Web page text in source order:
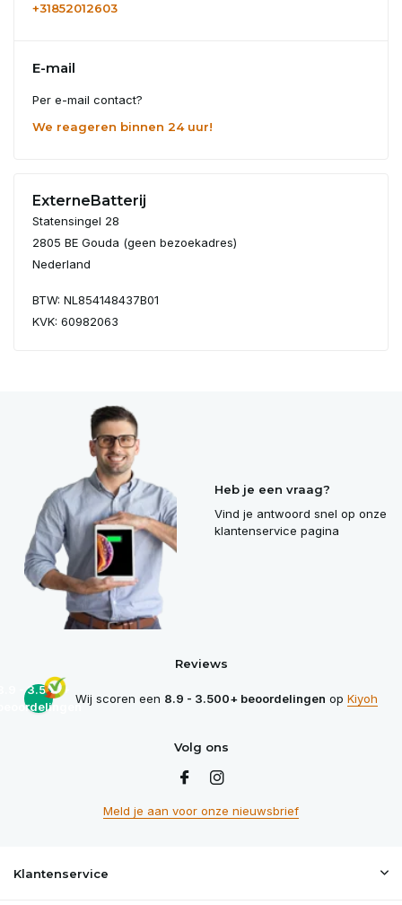
+31852012603
E-mail
Per e-mail contact?
We reageren binnen 24 uur!
ExterneBatterij
Statensingel 28
2805 BE Gouda (geen bezoekadres)
Nederland
BTW: NL854148437B01
KVK: 60982063
Heb je een vraag?
Vind je antwoord snel op onze
klantenservice pagina
Reviews
- 3.500+
Wij scoren een 8.9 - 3.500+ beoordelingen op Kiyoh
Volg ons
Meld je aan voor onze nieuwsbrief
Klantenservice